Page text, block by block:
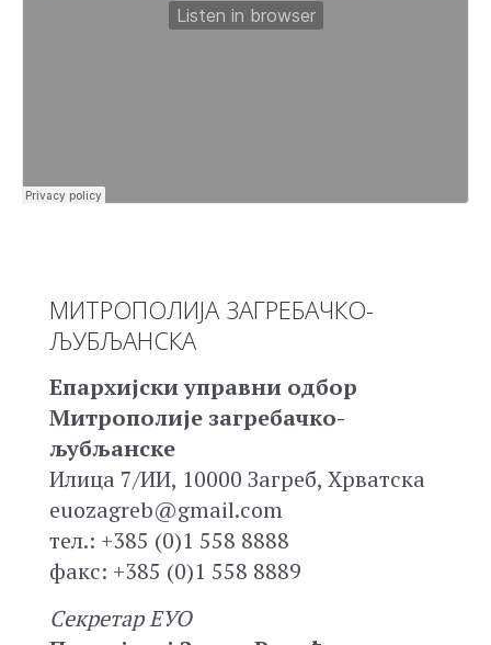
МИТРОПОЛИЈА ЗАГРЕБАЧКО-
ЉУБЉАНСКА
Епархијски управни одбор
Митрополије загребачко-
љубљанске
Илица 7/ИИ, 10000 Загреб, Хрватска
euozagreb@gmail.com
тел.: +385 (0)1 558 8888
факс: +385 (0)1 558 8889
Секретар ЕУО